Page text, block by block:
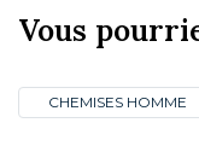
Vous
CHEMISES HOMME